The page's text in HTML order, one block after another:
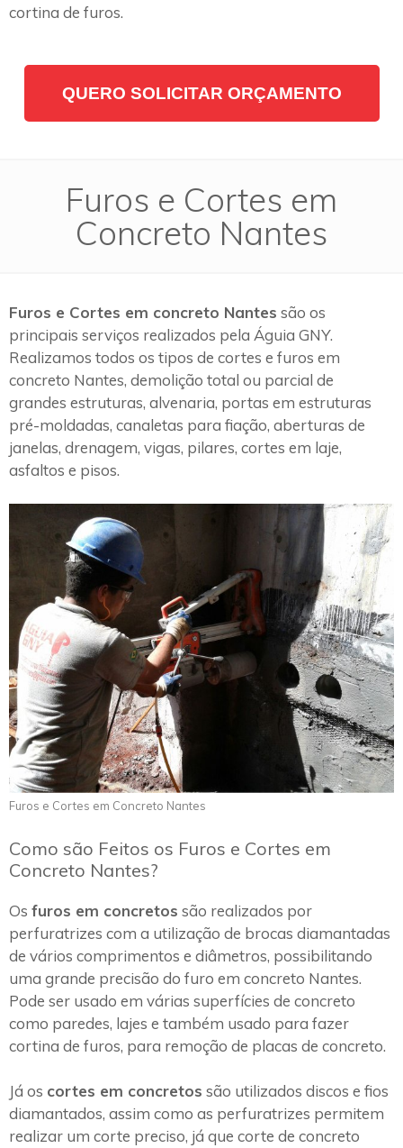
cortina de furos.
QUERO SOLICITAR ORÇAMENTO
Furos e Cortes em
Concreto Nantes
Furos e Cortes em concreto Nantes são os
principais serviços realizados pela Águia GNY.
Realizamos todos os tipos de cortes e furos em
concreto Nantes, demolição total ou parcial de
grandes estruturas, alvenaria, portas em estruturas
pré-moldadas, canaletas para fiação, aberturas de
janelas, drenagem, vigas, pilares, cortes em laje,
asfaltos e pisos.
Furos e Cortes em Concreto Nantes
Como são Feitos os Furos e Cortes em
Concreto Nantes?
Os furos em concretos são realizados por
perfuratrizes com a utilização de brocas diamantadas
de vários comprimentos e diâmetros, possibilitando
uma grande precisão do furo em concreto Nantes.
Pode ser usado em várias superfícies de concreto
como paredes, lajes e também usado para fazer
cortina de furos, para remoção de placas de concreto.
Já os cortes em concretos são utilizados discos e fios
diamantados, assim como as perfuratrizes permitem
realizar um corte preciso, já que corte de concreto